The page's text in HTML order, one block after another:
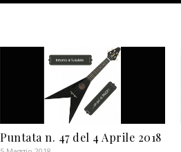
Puntata n. 47 del 4 Aprile 2018